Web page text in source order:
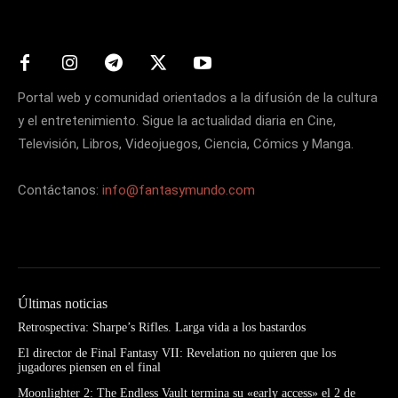
Portal web y comunidad orientados a la difusión de la cultura
y el entretenimiento. Sigue la actualidad diaria en Cine,
Televisión, Libros, Videojuegos, Ciencia, Cómics y Manga.
Contáctanos: info@fantasymundo.com
Últimas noticias
Retrospectiva: Sharpe’s Rifles. Larga vida a los bastardos
El director de Final Fantasy VII: Revelation no quieren que los
jugadores piensen en el final
Moonlighter 2: The Endless Vault termina su «early access» el 2 de